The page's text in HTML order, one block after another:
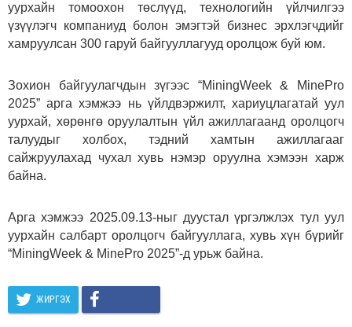
уурхайн томоохон төслүүд, технологийн үйлчилгээ
үзүүлэгч компаниуд болон эмэгтэй бизнес эрхлэгчдийг
хамруулсан 300 гаруй байгууллагууд оролцож буй юм.
Зохион байгуулагчдын зүгээс “MiningWeek & MinePro
2025” арга хэмжээ нь үйлдвэржилт, хариуцлагатай уул
уурхай, хөрөнгө оруулалтын үйл ажиллагаанд оролцогч
талуудыг холбох, тэдний хамтын ажиллагааг
сайжруулахад чухал хувь нэмэр оруулна хэмээн харж
байна.
Арга хэмжээ 2025.09.13-ныг дуустал үргэлжлэх тул уул
уурхайн салбарт оролцогч байгууллага, хувь хүн бүрийг
“MiningWeek & MinePro 2025”-д урьж байна.
ЖИРГЭХ